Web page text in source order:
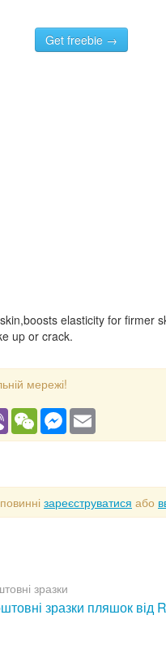
Get freebie →
elasticity for firmer
up or crack.
мережі!
Viber WeChatMessenger
зареєструватися або
зразки
зразки пляшок від